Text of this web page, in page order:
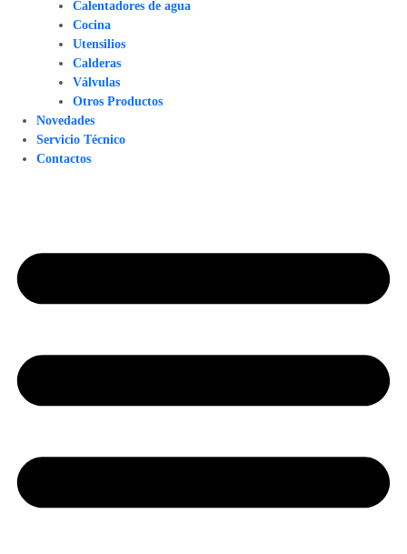
Calentadores de agua
Cocina
Utensilios
Calderas
Válvulas
Otros Productos
Novedades
Servicio Técnico
Contactos